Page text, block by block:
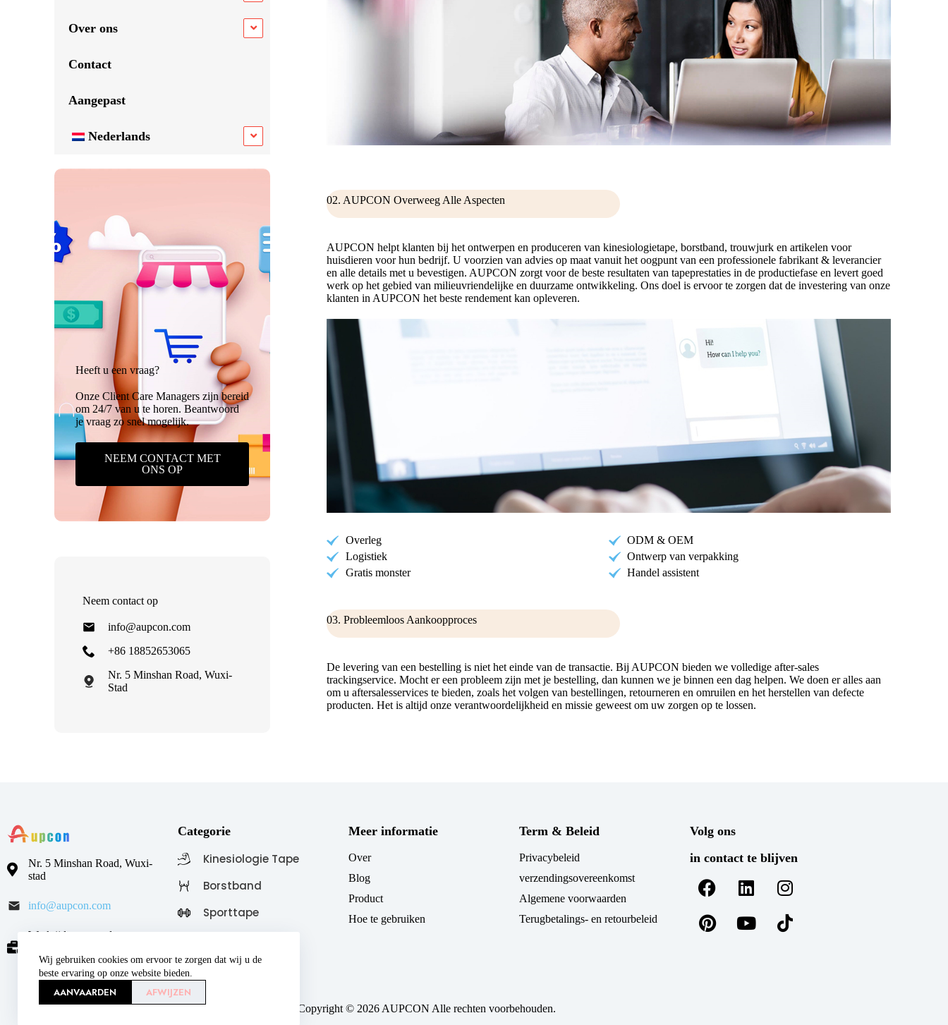
Wij gebruiken cookies om ervoor te zorgen dat wij u de
beste ervaring op onze website bieden.
AANVAARDEN AFWIJZEN
Over ons
Contact
Aangepast
Nederlands
Heeft u een vraag?
Onze Client Care Managers zijn bereid
om 24/7 van u te horen. Beantwoord
je vraag zo snel mogelijk.
NEEM CONTACT MET
ONS OP
Neem contact op
info@aupcon.com
+86 18852653065
Nr. 5 Minshan Road, Wuxi-
Stad
02. AUPCON Overweeg Alle Aspecten
AUPCON helpt klanten bij het ontwerpen en produceren van kinesiologietape, borstband, trouwjurk en artikelen voor
huisdieren voor hun bedrijf. U voorzien van advies op maat vanuit het oogpunt van een professionele fabrikant & leverancier
en alle details met u bevestigen. AUPCON zorgt voor de beste resultaten van tapeprestaties in de productiefase en levert goed
werk op het gebied van milieuvriendelijke en duurzame ontwikkeling. Ons doel is ervoor te zorgen dat de investering van onze
klanten in AUPCON het beste rendement kan opleveren.
Overleg
Logistiek
Gratis monster
ODM & OEM
Ontwerp van verpakking
Handel assistent
03. Probleemloos Aankoopproces
De levering van een bestelling is niet het einde van de transactie. Bij AUPCON bieden we volledige after-sales
trackingservice. Mocht er een probleem zijn met je bestelling, dan kunnen we je binnen een dag helpen. We doen er alles aan
om u aftersalesservices te bieden, zoals het volgen van bestellingen, retourneren en omruilen en het herstellen van defecte
producten. Het is altijd onze verantwoordelijkheid en missie geweest om uw zorgen op te lossen.
Nr. 5 Minshan Road, Wuxi-
stad
info@aupcon.com
Werktijden: maandag tot en
17.30 uur
Categorie
Kinesiologie Tape
Borstband
Sporttape
verband
Meer informatie
Over
Blog
Product
Hoe te gebruiken
Term & Beleid
Privacybeleid
verzendingsovereenkomst
Algemene voorwaarden
Terugbetalings- en retourbeleid
Volg ons
in contact te blijven
Copyright © 2026 AUPCON Alle rechten voorbehouden.